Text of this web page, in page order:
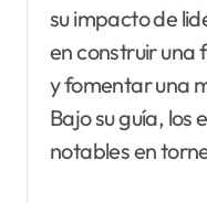
su impacto de
en construir una
y fomentar una
Bajo su guía, los
notables en